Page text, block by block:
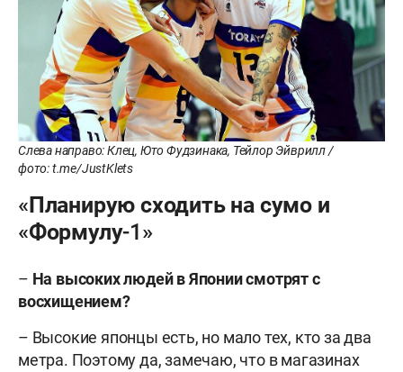
Слева направо: Клец, Юто Фудзинака, Тейлор Эйврилл /
фото: t.me/JustKlets
«Планирую сходить на сумо и
«Формулу-1»
– На высоких людей в Японии смотрят с
восхищением?
– Высокие японцы есть, но мало тех, кто за два
метра. Поэтому да, замечаю, что в магазинах